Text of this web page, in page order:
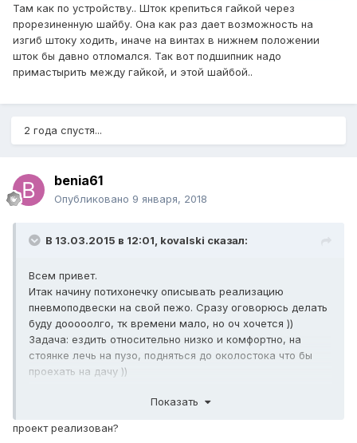
Там как по устройству.. Шток крепиться гайкой через
прорезиненную шайбу. Она как раз дает возможность на
изгиб штоку ходить, иначе на винтах в нижнем положении
шток бы давно отломался. Так вот подшипник надо
примастырить между гайкой, и этой шайбой..
2 года спустя...
benia61
Опубликовано 9 января, 2018
В 13.03.2015 в 12:01, kovalski сказал:
Всем привет.
Итак начину потихонечку описывать реализацию
пневмоподвески на свой пежо. Сразу оговорюсь делать
буду дооооолго, тк времени мало, но оч хочется ))
Задача: ездить относительно низко и комфортно, на
стоянке лечь на пузо, подняться до околостока что бы
проехать на дачу ))
Тк имею в наличии винтовую регулируемую подвеску, то
Перед:
Показать
проект реализован?